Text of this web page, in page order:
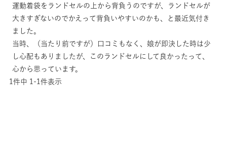
運動着袋をランドセルの上から背負うのですが、ランドセルが
大きすぎないのでかえって背負いやすいのかも、と最近気付き
ました。
当時、（当たり前ですが）口コミもなく、娘が即決した時は少
し心配もありましたが、このランドセルにして良かったって、
心から思っています。
1 件中 1 -1 件表示